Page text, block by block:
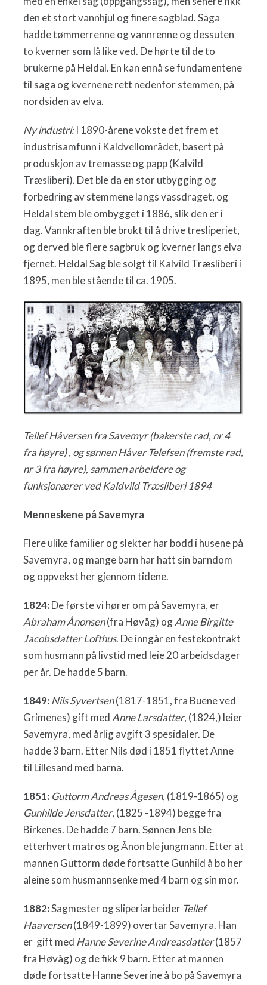
den et stort vannhjul og finere sagblad. Saga
hadde tømmerrenne og vannrenne og dessuten
to kverner som lå like ved. De hørte til de to
brukerne på Heldal. En kan ennå se fundamentene
til saga og kvernene rett nedenfor stemmen, på
nordsiden av elva.
Ny industri:I 1890-årene vokste det frem et
industrisamfunn i Kaldvellområdet, basert på
produskjon av tremasse og papp (Kalvild
Træsliberi). Det ble da en stor utbygging og
forbedring av stemmene langs vassdraget, og
Heldal stem ble ombygget i 1886, slik den er i
dag. Vannkraften ble brukt til å drive tresliperiet,
og derved ble flere sagbruk og kverner langs elva
fjernet. Heldal Sag ble solgt til Kalvild Træsliberi i
1895, men ble stående til ca. 1905.
Tellef Håversen fra Savemyr (bakerste rad, nr 4
fra høyre) , og sønnen Håver Telefsen (fremste rad,
nr 3 fra høyre), sammen arbeidere og
funksjonærer ved Kaldvild Træsliberi 1894
Menneskene på Savemyra
Flere ulike familier og slekter har bodd i husene på
Savemyra, og mange barn har hatt sin barndom
og oppvekst her gjennom tidene.
1824:De første vi hører om på Savemyra, er
Abraham Ånonsen(fra Høvåg) ogAnne Birgitte
Jacobsdatter Lofthus. De inngår en festekontrakt
som husmann på livstid med leie 20 arbeidsdager
per år. De hadde 5 barn.
1849: Nils Syvertsen(1817-1851, fra Buene ved
Grimenes) gift medAnne Larsdatter, (1824,) leier
Savemyra, med årlig avgift 3 spesidaler. De
hadde 3 barn. Etter Nils død i 1851 flyttet Anne
til Lillesand med barna.
1851: Guttorm Andreas Ågesen, (1819-1865) og
Gunhilde Jensdatter, (1825 -1894) begge fra
Birkenes. De hadde 7 barn. Sønnen Jens ble
etterhvert matros og Ånon ble jungmann. Etter at
mannen Guttorm døde fortsatte Gunhild å bo her
aleine som husmannsenke med 4 barn og sin mor.
1882:Sagmester og sliperiarbeider Tellef
Haaversen(1849-1899) overtar Savemyra. Han
er gift med Hanne Severine Andreasdatter(1857
fra Høvåg) og de fikk 9 barn. Etter at mannen
døde fortsatte Hanne Severine å bo på Savemyra